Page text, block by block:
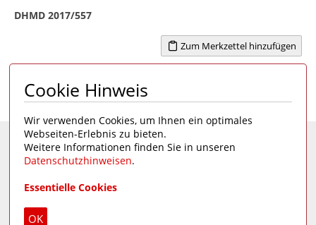
DHMD 2017/557
Zum Merkzettel hinzufügen
Seite 1 von 3 1 2 3 >
Eine Seite desDeutschen Hygiene-Museums
Cookie Hinweis
Wir verwenden Cookies, um Ihnen ein optimales
Webseiten-Erlebnis zu bieten.
Weitere Informationen finden Sie in unseren
Datenschutzhinweisen.
Essentielle Cookies
OK